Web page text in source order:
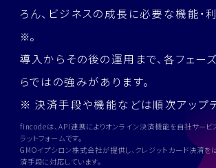
ろん、 ビジネスの成長に必要な機能・
※。
導入からその後の運用まで、各フェ
らではの強みがあります。
※ 決済手段や機能などは順次アップ
fincodeは、API連携によりオンライン決済機能を自社サー
ラットフォームです。
GMOイプシロン株式会社が提供し、クレジットカード決済を
済手段に対応しています。